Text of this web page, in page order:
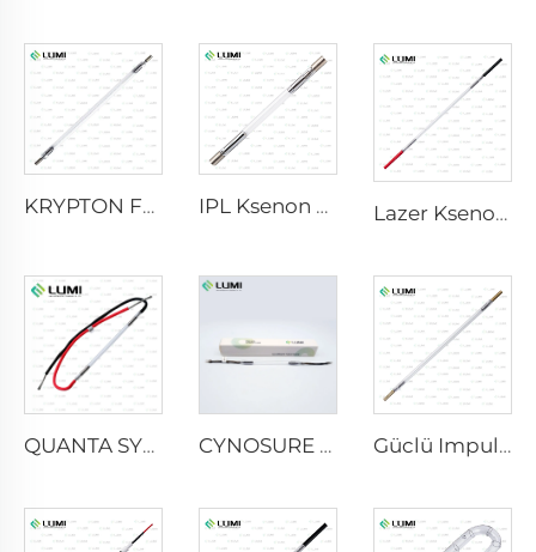
KRYPTON FLASH IPL Ksenon Lampası P1640 – 7×47×110 mm Lazer Ksenon Lampa L2851-5×105×175 mm
QUANTA SYSTEM CYNOSURE E LITE + Güclü Impuls Germisid Lampa L3670 – 7×160×200 mm